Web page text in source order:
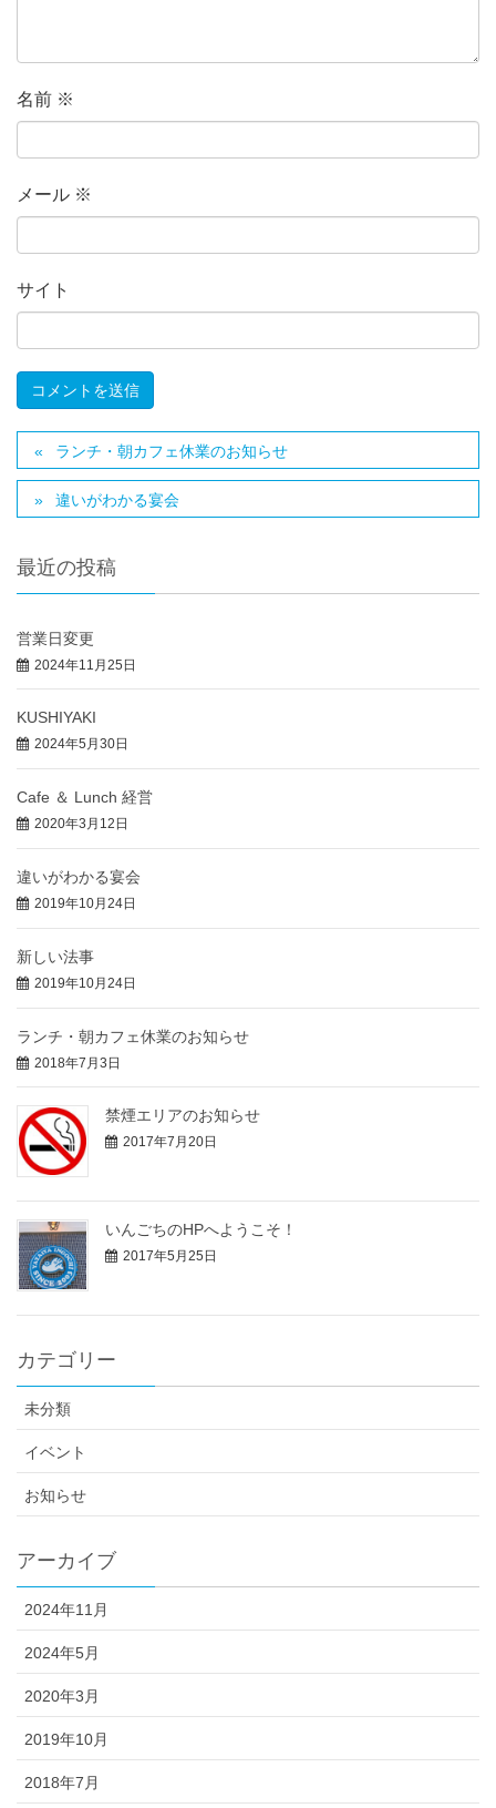
名前 ※
メール ※
サイト
ランチ・朝カフェ休業のお知らせ
違いがわかる宴会
最近の投稿
営業日変更
2024年11月25日
KUSHIYAKI
2024年5月30日
Cafe ＆ Lunch 経営
2020年3月12日
違いがわかる宴会
2019年10月24日
新しい法事
2019年10月24日
ランチ・朝カフェ休業のお知らせ
2018年7月3日
禁煙エリアのお知らせ
2017年7月20日
いんごちのHPへようこそ！
2017年5月25日
カテゴリー
未分類
イベント
お知らせ
アーカイブ
2024年11月
2024年5月
2020年3月
2019年10月
2018年7月